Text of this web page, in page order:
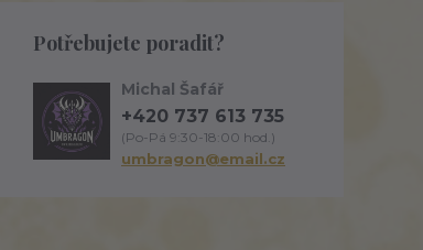
Potřebujete poradit?
Michal Šafář
+420 737 613 735
(Po-Pá 9:30-18:00 hod.)
umbragon@email.cz